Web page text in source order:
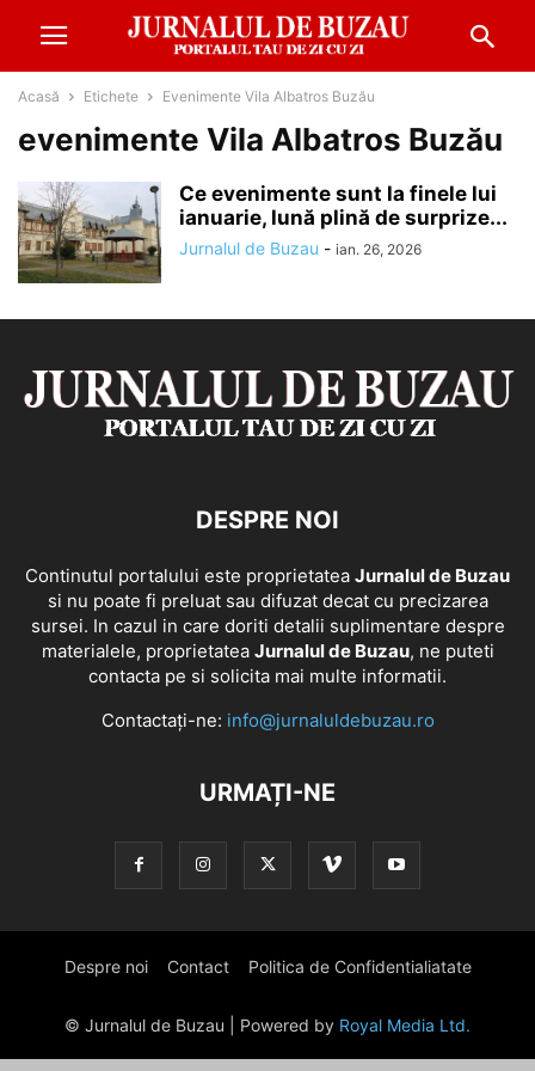
Acasă Etichete Evenimente Vila Albatros Buzău
evenimente Vila Albatros Buzău
Ce evenimente sunt la finele lui
ianuarie, lună plină de surprize...
Jurnalul de Buzau - ian. 26, 2026
DESPRE NOI
Continutul portalului este proprietatea Jurnalul de Buzau
si nu poate fi preluat sau difuzat decat cu precizarea
sursei. In cazul in care doriti detalii suplimentare despre
materialele, proprietatea Jurnalul de Buzau, ne puteti
contacta pe si solicita mai multe informatii.
Contactați-ne: info@jurnaluldebuzau.ro
URMAȚI-NE
Despre noi Contact Politica de Confidentialiatate
© Jurnalul de Buzau | Powered by Royal Media Ltd.